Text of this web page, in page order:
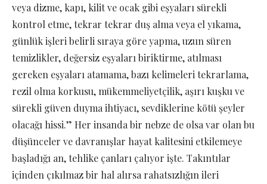
veya dizme, kapı, kilit ve ocak gibi eşyaları sürekli
kontrol etme, tekrar tekrar duş alma veya el yıkama,
günlük işleri belirli sıraya göre yapma, uzun süren
temizlikler, değersiz eşyaları biriktirme, atılması
gereken eşyaları atamama, bazı kelimeleri tekrarlama,
rezil olma korkusu, mükemmeliyetçilik, aşırı kuşku ve
sürekli güven duyma ihtiyacı, sevdiklerine kötü şeyler
olacağı hissi.” Her insanda bir nebze de olsa var olan bu
düşünceler ve davranışlar hayat kalitesini etkilemeye
başladığı an, tehlike çanları çalıyor işte. Takıntılar
içinden çıkılmaz bir hal alırsa rahatsızlığın ileri